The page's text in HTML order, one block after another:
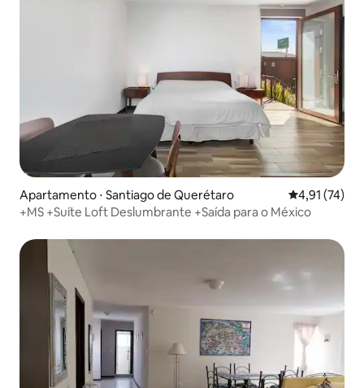
Apartamento ⋅ Santiago de Querétaro 4,91 de uma
4,91 (74)
+MS +Suíte Loft Deslumbrante +Saída para o México